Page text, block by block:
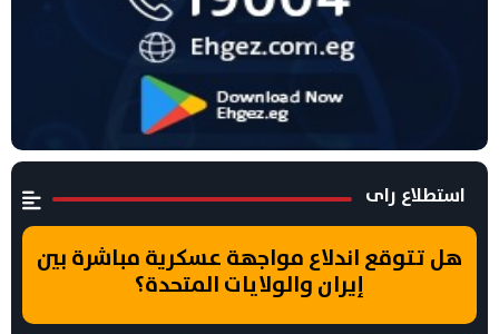
استطلاع راى
هل تتوقع اندلاع مواجهة عسكرية مباشرة بين
إيران والولايات المتحدة؟